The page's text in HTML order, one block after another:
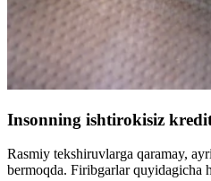
Insonning ishtirokisiz
Rasmiy tekshiruvlarga qaramay,
bermoqda. Firibgarlar quyidagicha